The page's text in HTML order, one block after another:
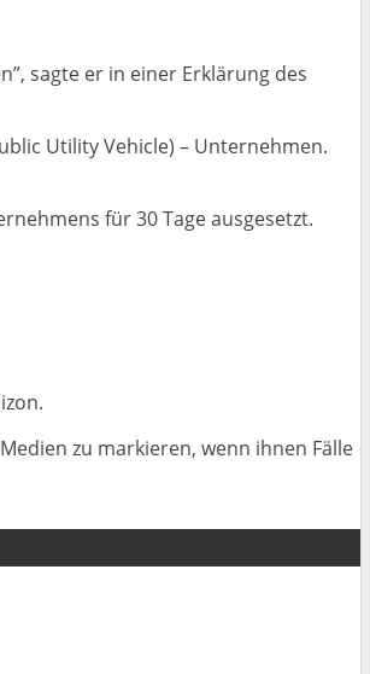
sagte er in einer Erklärung des
Utility Vehicle) – Unternehmen.
für 30 Tage ausgesetzt.
zu markieren, wenn ihnen Fälle